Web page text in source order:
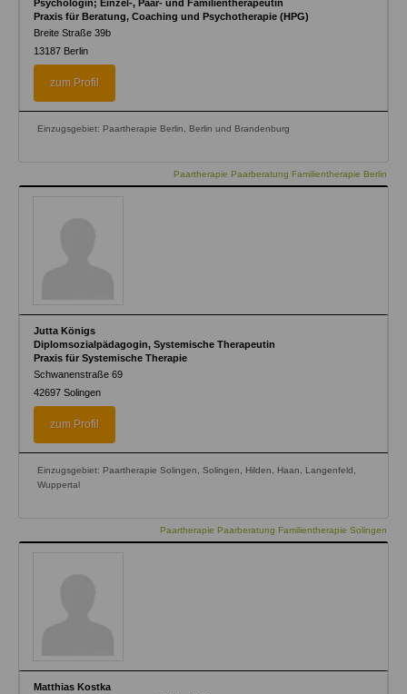
Psychologin; Einzel-, Paar- und Familientherapeutin
Praxis für Beratung, Coaching und Psychotherapie (HPG)
Breite Straße 39b
13187 Berlin
zum Profil
Einzugsgebiet: Paartherapie Berlin, Berlin und Brandenburg
Paartherapie Paarberatung Familientherapie Berlin
Jutta Königs
Diplomsozialpädagogin, Systemische Therapeutin
Praxis für Systemische Therapie
Schwanenstraße 69
42697 Solingen
zum Profil
Einzugsgebiet: Paartherapie Solingen, Solingen, Hilden, Haan, Langenfeld,
Wuppertal
Paartherapie Paarberatung Familientherapie Solingen
Matthias Kostka